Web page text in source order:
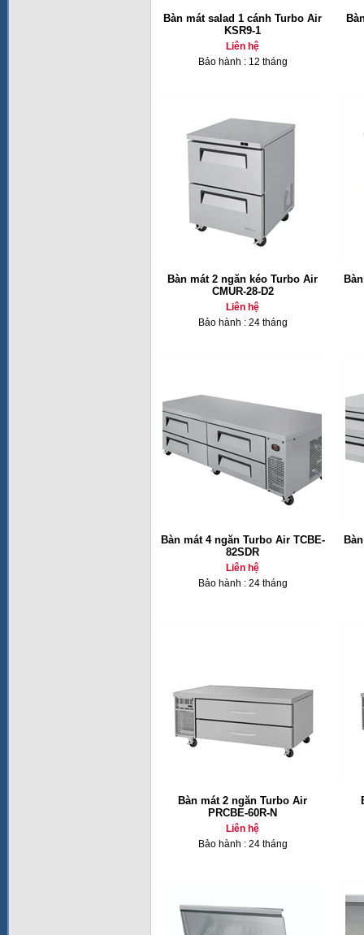
Bàn mát salad 1 cánh Turbo Air
KSR9-1
Liên hệ
Bảo hành : 12 tháng
Bàn mát 2 ngăn kéo Turbo Air
CMUR-28-D2
Liên hệ
Bảo hành : 24 tháng
Bàn mát 4 ngăn Turbo Air TCBE-
82SDR
Liên hệ
Bảo hành : 24 tháng
Bàn mát 2 ngăn Turbo Air
PRCBE-60R-N
Liên hệ
Bảo hành : 24 tháng